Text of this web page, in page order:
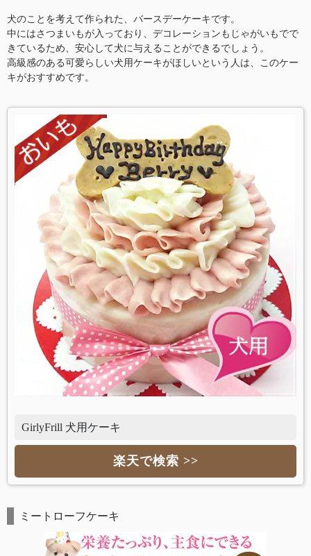
犬のことを考えて作られた、バースデーケーキです。
中にはさつまいもが入っており、デコレーションもじゃがいもでで
きているため、安心して犬に与えることができるでしょう。
高級感のある可愛らしい犬用ケーキがほしいという人は、このケー
キがおすすめです。
GirlyFrill 犬用ケーキ
楽天で検索 >>
ミートローフケーキ